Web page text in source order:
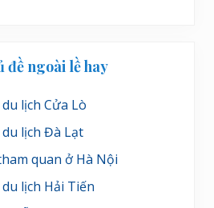
đề ngoài lề hay
lịch Cửa Lò
lịch Đà Lạt
quan ở Hà Nội
lịch Hải Tiến